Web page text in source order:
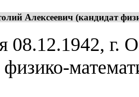
Алексеевич (кандидат
08.12.1942, г.